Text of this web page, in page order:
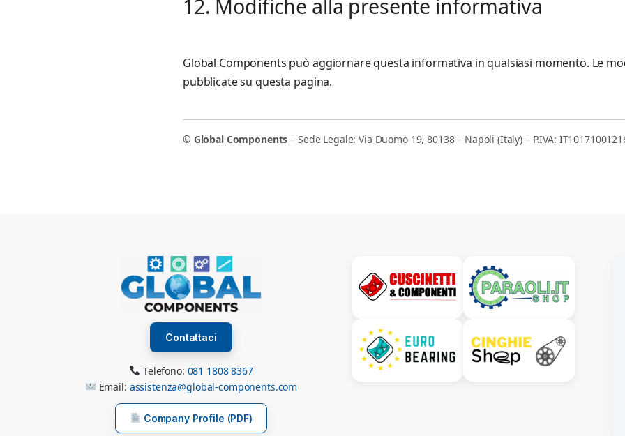
12. Modifiche alla presente informativa
Global Components può aggiornare questa informativa in qualsiasi momento. Le
pubblicate su questa pagina.
© Global Components – Sede Legale: Via Duomo 19, 80138 – Napoli (Italy) – P.IVA:
Contattaci
Telefono: 081 1808 8367
Email: assistenza@global-components.com
Company Profile (PDF)